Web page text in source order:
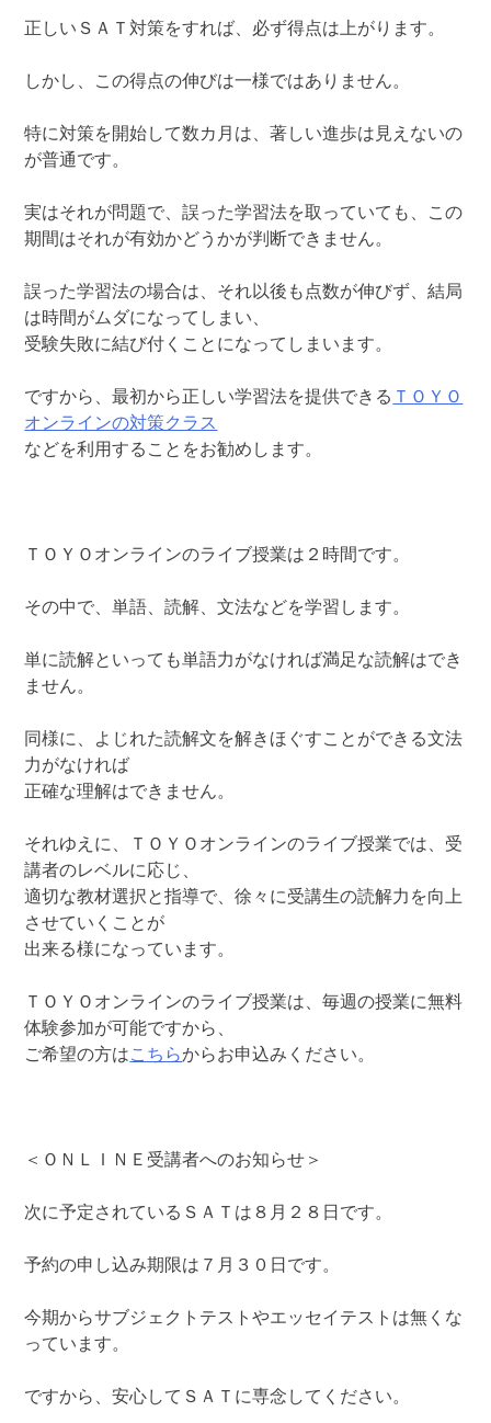
正しいＳＡＴ対策をすれば、必ず得点は上がります。
しかし、この得点の伸びは一様ではありません。
特に対策を開始して数カ月は、著しい進歩は見えないの
が普通です。
実はそれが問題で、誤った学習法を取っていても、この
期間はそれが有効かどうかが判断できません。
誤った学習法の場合は、それ以後も点数が伸びず、結局
は時間がムダになってしまい、
受験失敗に結び付くことになってしまいます。
ですから、最初から正しい学習法を提供できる ＴＯＹＯ
オンラインの対策クラス
などを利用することをお勧めします。
ＴＯＹＯオンラインのライブ授業は２時間です。
その中で、単語、読解、文法などを学習します。
単に読解といっても単語力がなければ満足な読解はでき
ません。
同様に、よじれた読解文を解きほぐすことができる文法
力がなければ
正確な理解はできません。
それゆえに、ＴＯＹＯオンラインのライブ授業では、受
講者のレベルに応じ、
適切な教材選択と指導で、徐々に受講生の読解力を向上
させていくことが
出来る様になっています。
ＴＯＹＯオンラインのライブ授業は、毎週の授業に無料
体験参加が可能ですから、
ご希望の方はこちらからお申込みください。
＜ＯＮＬＩＮＥ受講者へのお知らせ＞
次に予定されているＳＡＴは８月２８日です。
予約の申し込み期限は７月３０日です。
今期からサブジェクトテストやエッセイテストは無くな
っています。
ですから、安心してＳＡＴに専念してください。